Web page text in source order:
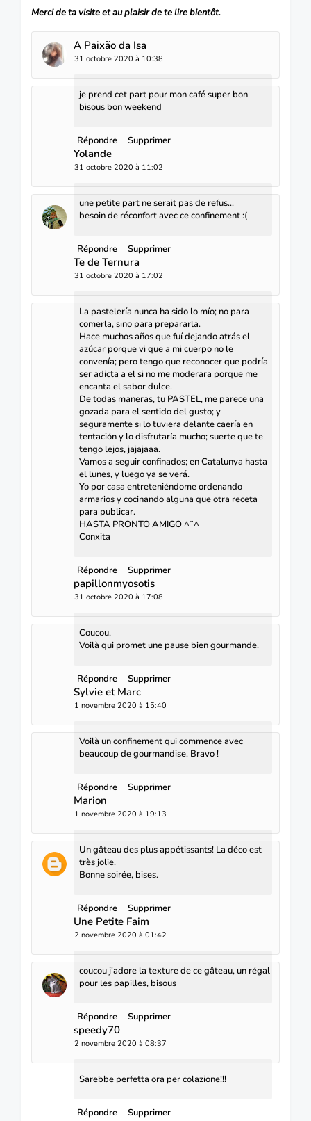
Merci de ta visite et au plaisir de te lire bientôt.
A Paixão da Isa
31 octobre 2020 à 10:38
je prend cet part pour mon café super bon
bisous bon weekend
Répondre Supprimer
Yolande
31 octobre 2020 à 11:02
une petite part ne serait pas de refus...
besoin de réconfort avec ce confinement :(
Répondre Supprimer
Te de Ternura
31 octobre 2020 à 17:02
La pastelería nunca ha sido lo mío; no para
comerla, sino para prepararla.
Hace muchos años que fuí dejando atrás el
azúcar porque vi que a mi cuerpo no le
convenía; pero tengo que reconocer que podría
ser adicta a el si no me moderara porque me
encanta el sabor dulce.
De todas maneras, tu PASTEL, me parece una
gozada para el sentido del gusto; y
seguramente si lo tuviera delante caería en
tentación y lo disfrutaría mucho; suerte que te
tengo lejos, jajajaaa.
Vamos a seguir confinados; en Catalunya hasta
el lunes, y luego ya se verá.
Yo por casa entreteniéndome ordenando
armarios y cocinando alguna que otra receta
para publicar.
HASTA PRONTO AMIGO ^¨^
Conxita
Répondre Supprimer
papillonmyosotis
31 octobre 2020 à 17:08
Coucou,
Voilà qui promet une pause bien gourmande.
Répondre Supprimer
Sylvie et Marc
1 novembre 2020 à 15:40
Voilà un confinement qui commence avec
beaucoup de gourmandise. Bravo !
Répondre Supprimer
Marion
1 novembre 2020 à 19:13
Un gâteau des plus appétissants! La déco est
très jolie.
Bonne soirée, bises.
Répondre Supprimer
Une Petite Faim
2 novembre 2020 à 01:42
coucou j'adore la texture de ce gâteau, un régal
pour les papilles, bisous
Répondre Supprimer
speedy70
2 novembre 2020 à 08:37
Sarebbe perfetta ora per colazione!!!
Répondre Supprimer